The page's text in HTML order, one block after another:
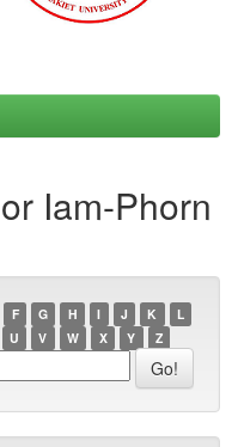
Iam-Phorn
F G H I J K
L
U V W X Y Z